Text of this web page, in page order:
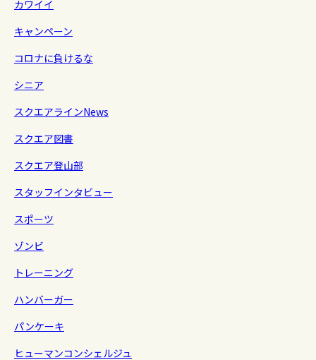
カワイイ
キャンペーン
コロナに負けるな
シニア
スクエアラインNews
スクエア図書
スクエア登山部
スタッフインタビュー
スポーツ
ゾンビ
トレーニング
ハンバーガー
パンケーキ
ヒューマンコンシェルジュ